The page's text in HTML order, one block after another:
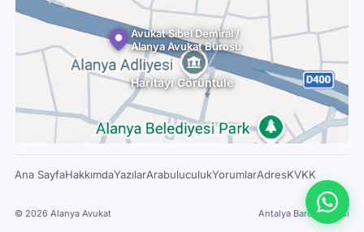
Avukat Sibel Demiral /
Alanya Avukat Bürosu
Haritayı Görüntüle
Ana SayfaHakkımdaYazılarArabuluculukYorumlarAdresKVKK
© 2026 Alanya Avukat Antalya Barosu Üyesi